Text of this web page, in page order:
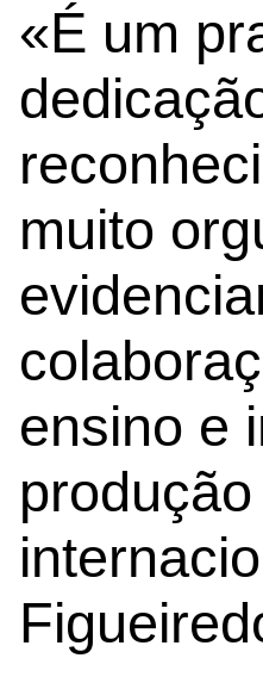
«É um
muito
ensino e